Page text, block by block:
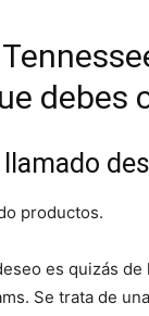
debes
productos.
es quizás
Se trata de